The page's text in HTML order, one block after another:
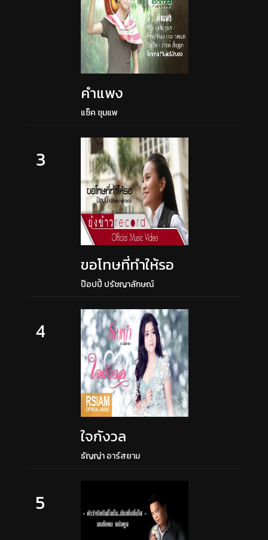
คำแพง
แซ็ค ชุมแพ
3
ขอโทษที่ทำให้รอ
ป๊อปปี้ ปรัชญาลักษณ์
4
ใจกังวล
ธัญญ่า อาร์สยาม
5